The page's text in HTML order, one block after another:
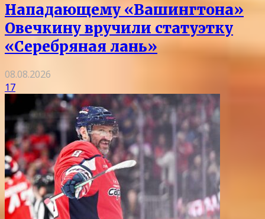
Нападающему «Вашингтона»
Овечкину вручили статуэтку
«Серебряная лань»
08.08.2026
17